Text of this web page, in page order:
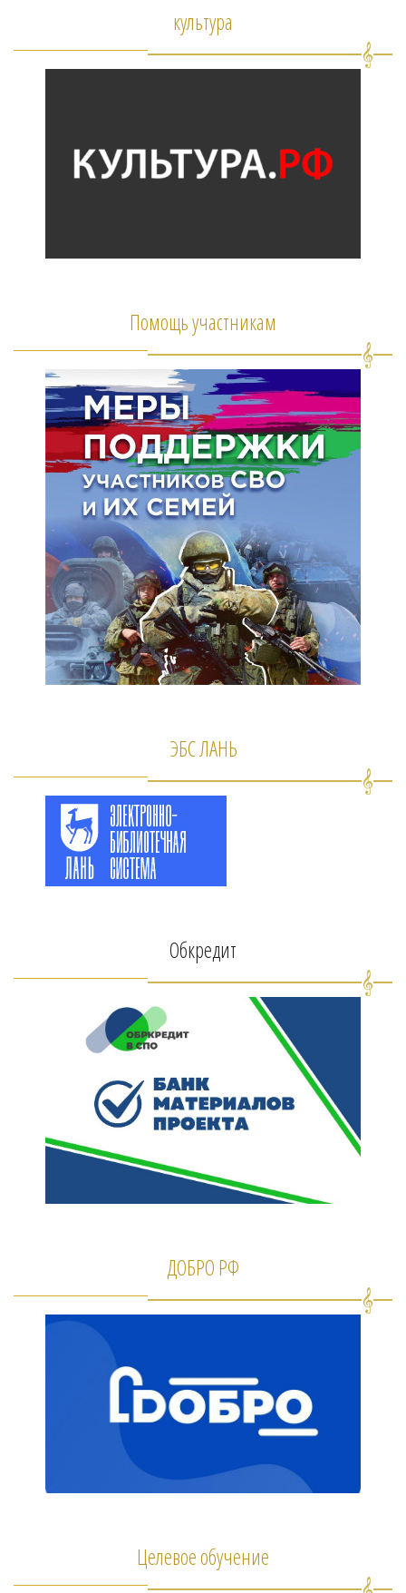
культура
Помощь участникам
ЭБС ЛАНЬ
Обкредит
ДОБРО РФ
Целевое обучение